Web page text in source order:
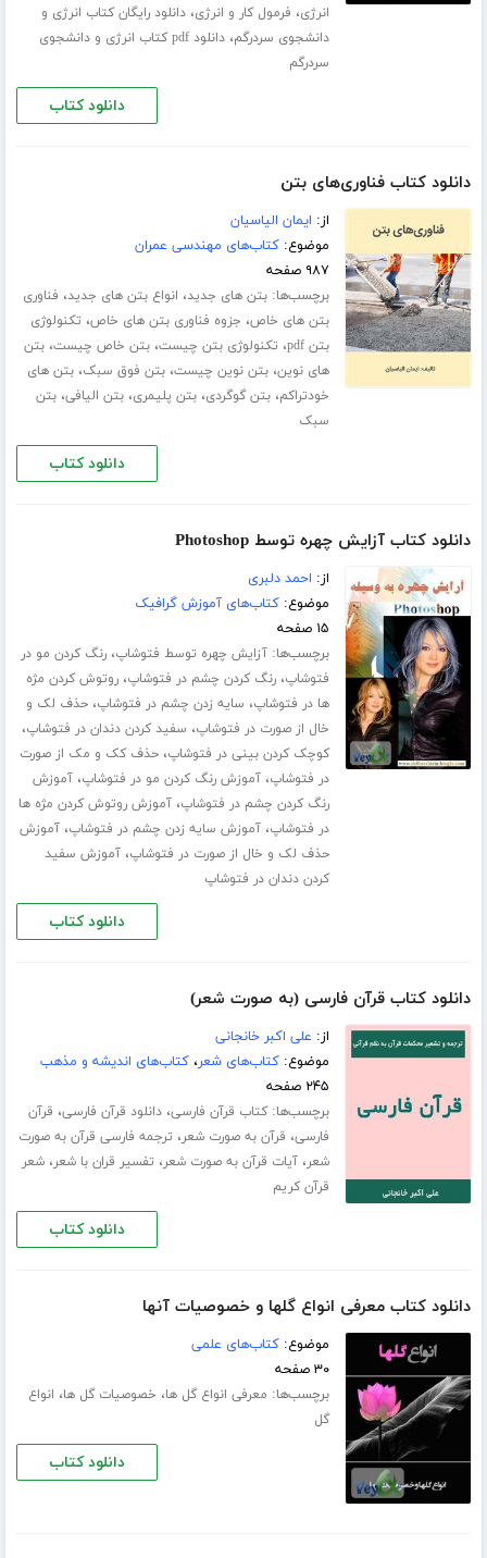
انرژی، فرمول کار و انرژی،دانلود رایگان کتاب انرژی و
دانشجوی سردرگم،
دانلود pdf کتاب انرژی و دانشجوی
سردرگم
دانلود کتاب
دانلود کتاب فناوری‌های بتن
از: ایمان الیاسیان
موضوع:کتاب‌های مهندسی عمران
۹۸۷ صفحه
برچسب‌ها:بتن های جدید، انواع بتن های جدید، فناوری
بتن های خاص، جزوه فناوری بتن های خاص، تکنولوژی
بتن pdf
، تکنولوژی بتن چیست،بتن خاص چیست،بتن
های نوین،بتن نوین چیست،بتن فوق سبک،بتن های
خودتراکم،بتن گوگردی،بتن پلیمری،بتن الیافی،بتن
سبک
دانلود کتاب
دانلود کتاب آزایش چهره توسط Photoshop
از: احمد دلبری
موضوع:کتاب‌های آموزش گرافیک
۱۵ صفحه
برچسب‌ها:آزایش چهره توسط فتوشاپ،رنگ کردن مو در
فتوشاپ،رنگ کردن چشم در فتوشاپ،روتوش کردن مژه
ها در فتوشاپ، سایه زدن چشم در فتوشاپ،حذف لک و
خال از صورت در فتوشاپ، سفید کردن دندان در فتوشاپ،
کوچک کردن بینی در فتوشاپ،حذف کک و مک از صورت
در فتوشاپ،آموزش رنگ کردن مو در فتوشاپ،آموزش
رنگ کردن چشم در فتوشاپ،آموزش روتوش کردن مژه ها
در فتوشاپ،آموزش سایه زدن چشم در فتوشاپ،آموزش
حذف لک و خال از صورت در فتوشاپ،آموزش سفید
کردن دندان در فتوشاپ
دانلود کتاب
دانلود کتاب قرآن فارسی (به صورت شعر)
از: علی اکبر خانجانی
موضوع:کتاب‌های شعر،کتاب‌های اندیشه و مذهب
۲۴۵ صفحه
برچسب‌ها:کتاب قرآن فارسی،دانلود قرآن فارسی، قرآن
فارسی، قرآن به صورت شعر، ترجمه فارسی قرآن به صورت
شعر،آیات قرآن به صورت شعر، تفسیر قران با شعر،شعر
قرآن کریم
دانلود کتاب
دانلود کتاب معرفی انواع گلها و خصوصیات آنها
موضوع:کتاب‌های علمی
۳۰ صفحه
برچسب‌ها: معرفی انواع گل ها، خصوصیات گل ها، انواع
گل
دانلود کتاب